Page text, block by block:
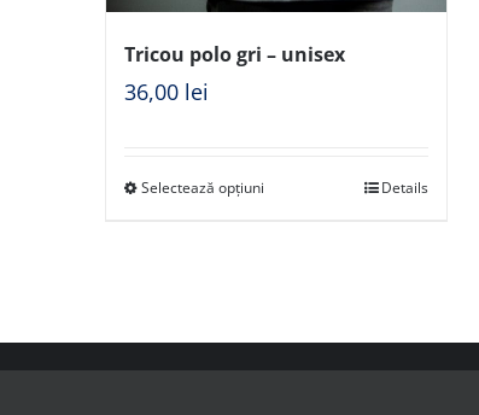
Tricou polo gri – unisex
36,00 lei
Selectează opțiuni Details